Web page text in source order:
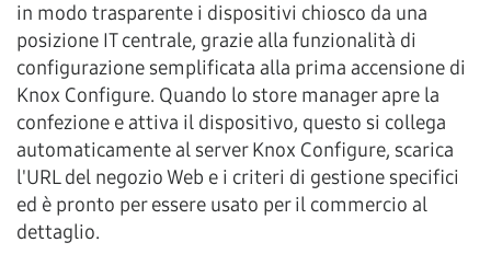
in modo trasparente i dispositivi chiosco da una
posizione IT centrale, grazie alla funzionalità di
configurazione semplificata alla prima accensione di
Knox Configure. Quando lo store manager apre la
confezione e attiva il dispositivo, questo si collega
automaticamente al server Knox Configure, scarica
l'URL del negozio Web e i criteri di gestione specifici
ed è pronto per essere usato per il commercio al
dettaglio.